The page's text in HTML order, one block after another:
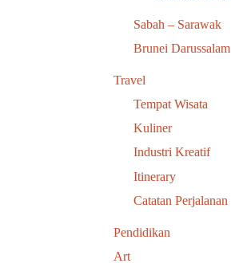
Sabah – Sarawak
Brunei Darussalam
Travel
Tempat Wisata
Kuliner
Industri Kreatif
Itinerary
Catatan Perjalanan
Pendidikan
Art